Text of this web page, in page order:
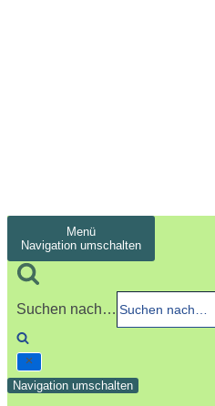
Menü
Navigation umschalten
Suchen nach…
Navigation umschalten